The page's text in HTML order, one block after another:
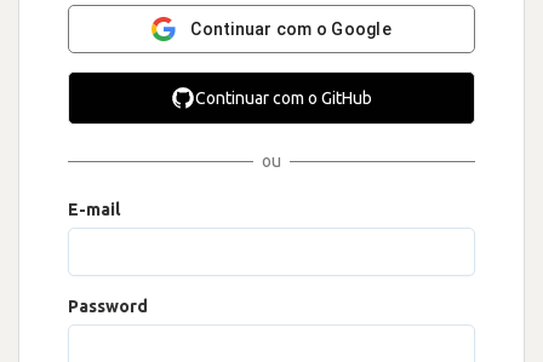
Continuar com o Google
Continuar com o GitHub
ou
E-mail
Password